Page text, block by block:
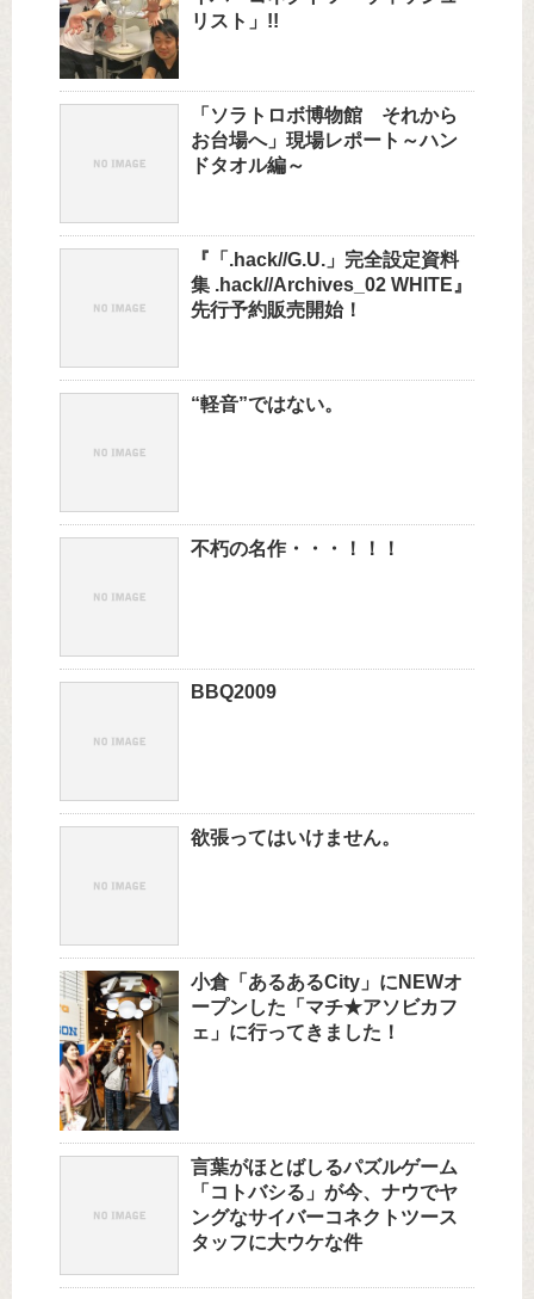
リスト」!!
「ソラトロボ博物館 それから
お台場へ」現場レポート～ハン
ドタオル編～
『「.hack//G.U.」完全設定資料
集 .hack//Archives_02 WHITE』
先行予約販売開始！
“軽音”ではない。
不朽の名作・・・！！！
BBQ2009
欲張ってはいけません。
小倉「あるあるCity」にNEWオ
ープンした「マチ★アソビカフ
ェ」に行ってきました！
言葉がほとばしるパズルゲーム
「コトバシる」が今、ナウでヤ
ングなサイバーコネクトツース
タッフに大ウケな件